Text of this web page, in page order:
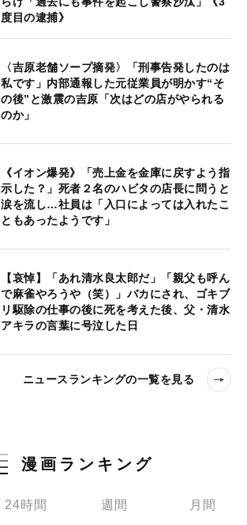
度目の逮捕》
〈吉原老舗ソープ摘発〉「刑事告発したのは
私です」内部通報した元従業員が明かす“そ
の後”と激震の吉原「次はどの店がやられる
のか」
《イオン爆発》「売上金を金庫に戻すよう指
示した？」死者２名のハビタの店長に問うと
涙を流し…社員は「入口によっては入れたこ
ともあったようです」
【哀悼】「あれ清水良太郎だ」「親父も呼ん
で麻雀やろうや（笑）」バカにされ、ゴキブ
リ駆除の仕事の後に死を考えた後、父・清水
アキラの言葉に号泣した日
ニュースランキングの一覧を見る
漫画ランキング
24時間 週間 月間